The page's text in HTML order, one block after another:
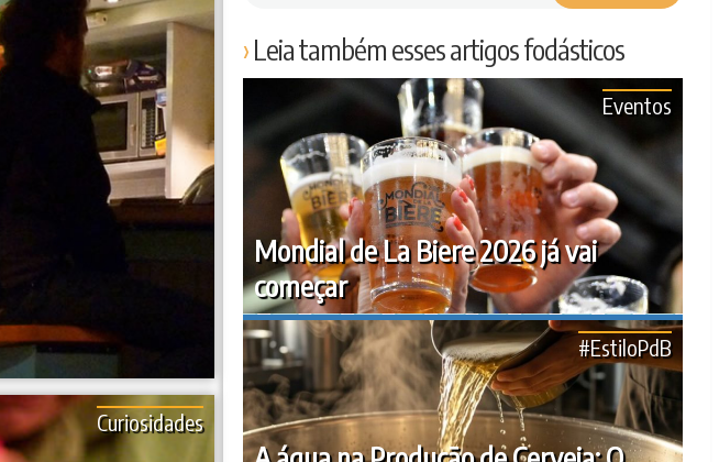
Curiosidades
Leia também esses artigos fodásticos
Mondial de La Biere 2026 já vai
começar
Eventos
#EstiloPdB